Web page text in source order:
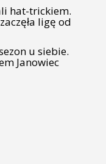
hat-trickiem.
ligę od
u siebie.
Janowiec